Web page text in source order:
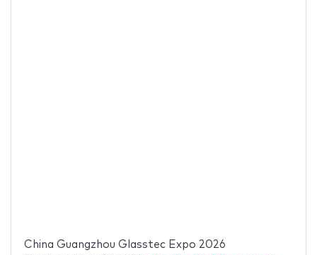
China Guangzhou Glasstec Expo 2026